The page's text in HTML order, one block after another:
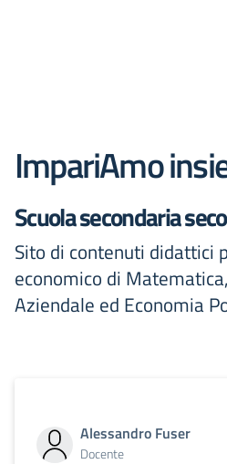
ImpariAmo
Scuola secondaria
Sito di contenuti didattici
economico di
Aziendale ed Economia
Alessandro Fuser
Docente